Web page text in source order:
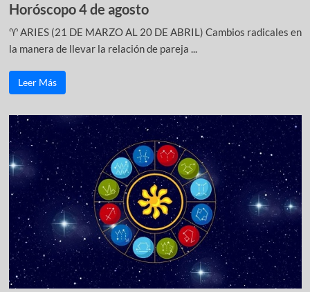
Horóscopo 4 de agosto
♈ ARIES (21 DE MARZO AL 20 DE ABRIL) Cambios radicales en
la manera de llevar la relación de pareja ...
Leer Más